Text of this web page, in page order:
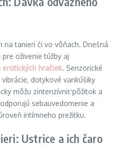
na tanieri či vo vôňach. Dnešná
oživenie túžby aj
erotických hračiek. Senzorické
dotykové vankúšiky
môžu zintenzívniť pôžitok a
sebauvedomenie a
intímneho prežitku.
Ustrice a ich čaro